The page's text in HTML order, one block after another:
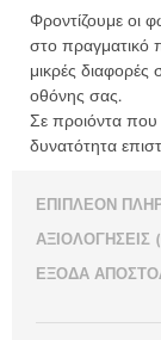
Φροντίζουμε οι
στο πραγματικό
μικρές
οθόνης σας.
Σε προιόντα που
δυνατότητα
ΕΠΙΠΛΈΟΝ
ΑΞΙΟΛΟΓΉΣΕΙΣ
ΈΞΟΔΑ